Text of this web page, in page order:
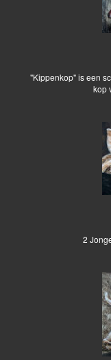
"Kippenkop" is een
kop
2